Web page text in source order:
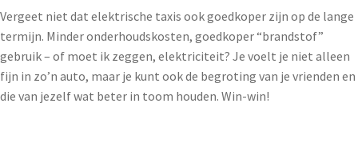
Vergeet niet dat elektrische taxis ook goedkoper zijn op de lange
termijn. Minder onderhoudskosten, goedkoper “brandstof”
gebruik – of moet ik zeggen, elektriciteit? Je voelt je niet alleen
fijn in zo’n auto, maar je kunt ook de begroting van je vrienden en
die van jezelf wat beter in toom houden. Win-win!